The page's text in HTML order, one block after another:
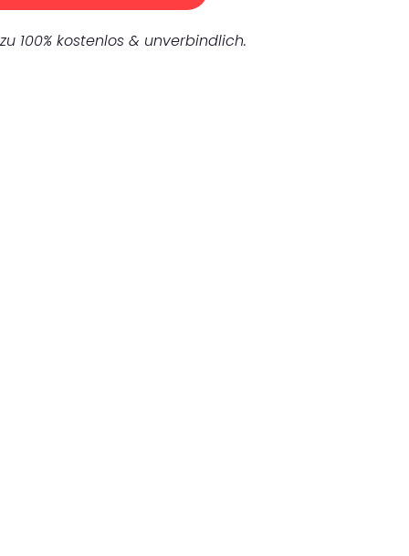
100% kostenlos & unverbindlich.